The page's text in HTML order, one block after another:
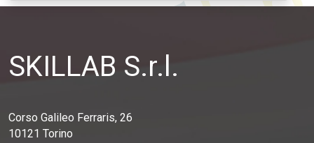
SKILLAB S.r.l.
Corso Galileo Ferraris, 26
10121 Torino